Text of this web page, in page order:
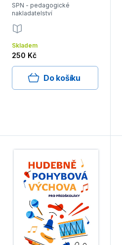
SPN - pedagogické
nakladatelství
Skladem
250 Kč
Do košíku